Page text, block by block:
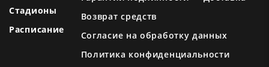
Стадионы
Расписание
Возврат средств
Согласие на обработку данных
Политика конфиденциальности